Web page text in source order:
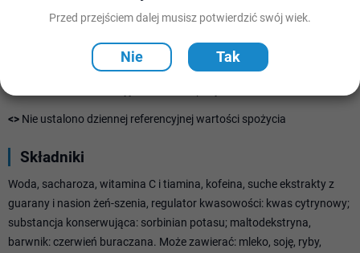
49,8 mg
<> Nie ustalono dziennej referencyjnej wartości spożycia
Składniki
Woda, sacharoza, witamina C i tiamina, kofeina, suche ekstrakty z
guarany i nasion żeń-szenia, regulator kwasowości: kwas cytrynowy;
substancja konserwująca: sorbinian potasu; maltodekstryna,
barwnik: czerwień buraczana. Może zawierać: mleko, soję, ryby,
Przed przejściem dalej musisz potwierdzić swój wiek.
Nie Tak